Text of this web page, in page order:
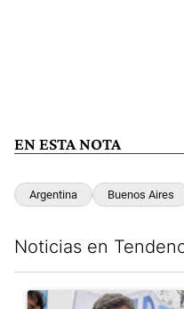
EN ESTA NOTA
Argentina Buenos Aires
Noticias en
Un artículo de tendencia